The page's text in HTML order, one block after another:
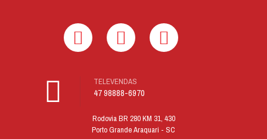
47 98888-6970
TELEVENDAS
Rodovia BR 280 KM 31, 430
Porto Grande Araquari - SC